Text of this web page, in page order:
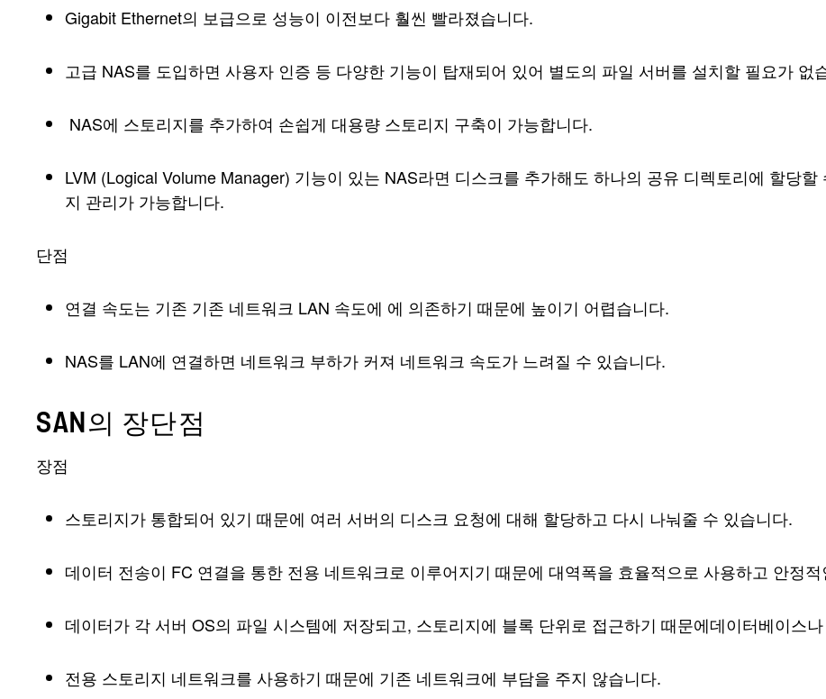
Gigabit Ethernet의 보급으로 성능이 이전보다 훨씬 빨라졌습니다.
고급 NAS를 도입하면 사용자 인증 등 다양한 기능이 탑재되어 있어 별도의 파일 서버를 설치할 필요가 없
NAS에 스토리지를 추가하여 손쉽게 대용량 스토리지 구축이 가능합니다.
LVM (Logical Volume Manager) 기능이 있는 NAS라면 디스크를 추가해도 하나의 공유 디렉토리에 할당할
지 관리가 가능합니다.
단점
연결 속도는 기존 기존 네트워크 LAN 속도에 에 의존하기 때문에 높이기 어렵습니다.
NAS를 LAN에 연결하면 네트워크 부하가 커져 네트워크 속도가 느려질 수 있습니다.
SAN의 장단점
장점
스토리지가 통합되어 있기 때문에 여러 서버의 디스크 요청에 대해 할당하고 다시 나눠줄 수 있습니다.
데이터 전송이 FC 연결을 통한 전용 네트워크로 이루어지기 때문에 대역폭을 효율적으로 사용하고 안정
데이터가 각 서버 OS의 파일 시스템에 저장되고, 스토리지에 블록 단위로 접근하기 때문에데이터베이스
전용 스토리지 네트워크를 사용하기 때문에 기존 네트워크에 부담을 주지 않습니다.